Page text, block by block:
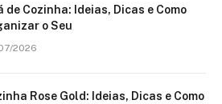
de Cozinha: Ideias, Dicas e Como
o Seu
2026
Rose Gold: Ideias, Dicas e Como